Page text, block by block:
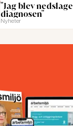
"Jag blev
diagnosen"
Nyheter